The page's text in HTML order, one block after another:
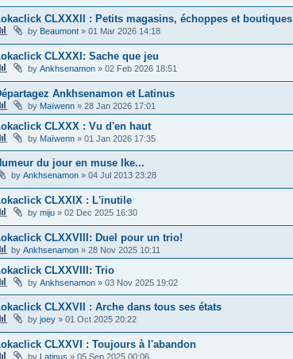
CLXXXII : Petits magasins, échoppes et boutiques
by Beaumont » 01 Mar 2026 14:18
CLXXXI: Sache que jeu
by Ankhsenamon » 02 Feb 2026 18:51
Ankhsenamon et Latinus
by Maïwenn » 28 Jan 2026 17:01
CLXXX : Vu d'en haut
by Maïwenn » 01 Jan 2026 17:35
du jour en muse Ike...
by Ankhsenamon » 04 Jul 2013 23:28
CLXXIX : L'inutile
by miju » 02 Dec 2025 16:30
CLXXVIII: Duel pour un trio!
by Ankhsenamon » 28 Nov 2025 10:11
CLXXVIII: Trio
by Ankhsenamon » 03 Nov 2025 19:02
CLXXVII : Arche dans tous ses états
by joey » 01 Oct 2025 20:22
CLXXVI : Toujours à l'abandon
by Latinus » 05 Sep 2025 00:06